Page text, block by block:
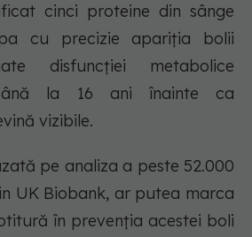
cinci proteine din sânge
cu precizie apariția bolii
disfuncției metabolice
la 16 ani înainte ca
vizibile.
pe analiza a peste 52.000
UK Biobank, ar putea marca
în prevenția acestei boli